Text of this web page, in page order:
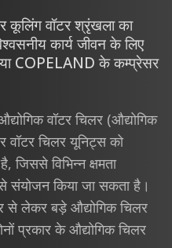
कूलिंग वॉटर श्रृंखला का
कार्य जीवन के लिए
COPELAND के कम्प्रेसर
वॉटर चिलर (औद्योगिक
वॉटर चिलर यूनिट्स को
जिससे विभिन्न क्षमता
किया जा सकता है।
से लेकर बड़े औद्योगिक चिलर
प्रकार के औद्योगिक चिलर